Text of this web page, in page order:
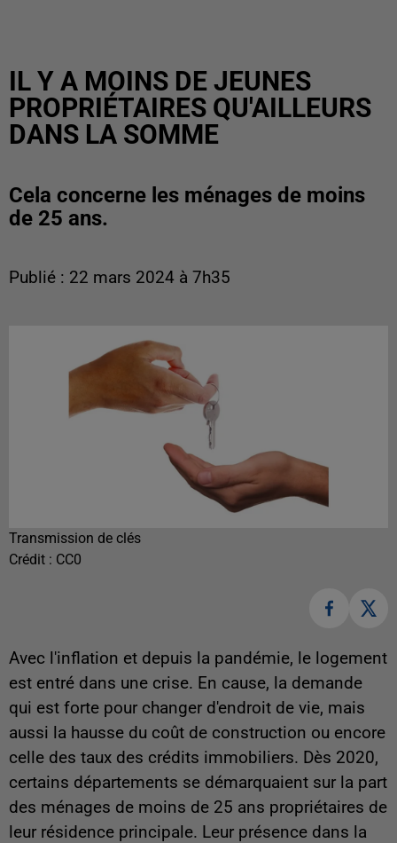
IL Y A MOINS DE JEUNES
PROPRIÉTAIRES QU'AILLEURS
DANS LA SOMME
Cela concerne les ménages de moins
de 25 ans.
Publié : 22 mars 2024 à 7h35
Transmission de clés
Crédit : CC0
Avec l'inflation et depuis la pandémie, le logement
est entré dans une crise. En cause, la demande
qui est forte pour changer d'endroit de vie, mais
aussi la hausse du coût de construction ou encore
celle des taux des crédits immobiliers. Dès 2020,
certains départements se démarquaient sur la part
des ménages de moins de 25 ans propriétaires de
leur résidence principale. Leur présence dans la